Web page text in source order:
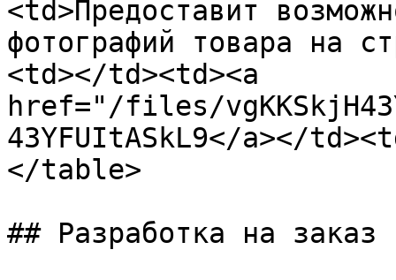
<td>Предоставит
фотографий товара на
<td></td><td><a
href="/files/
43YFUItASkL9</a></
</table>
## Разработка на заказ